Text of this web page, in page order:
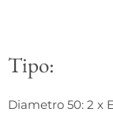
Tipo:
Diametro 50: 2 x